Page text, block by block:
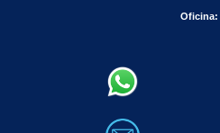
Oficina: